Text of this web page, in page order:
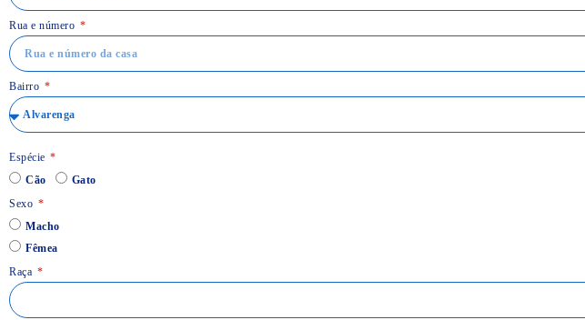
Rua e número
Bairro
Espécie
Cão
Gato
Sexo
Macho
Fêmea
Raça